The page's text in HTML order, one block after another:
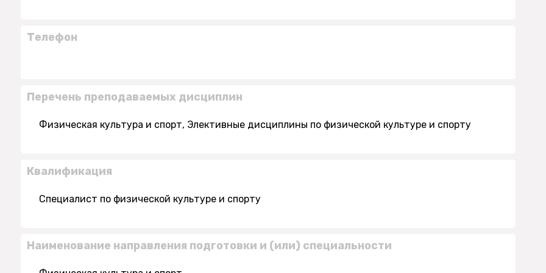
Телефон
Перечень преподаваемых дисциплин
Физическая культура и спорт, Элективные дисциплины по физической культуре и спорту
Квалификация
Специалист по физической культуре и спорту
Наименование направления подготовки и (или) специальности